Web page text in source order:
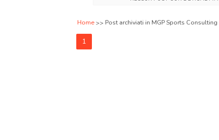
Home Post archiviati in MGP Sports Consulting
1